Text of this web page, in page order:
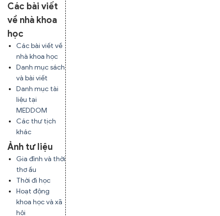
Các bài viết
về nhà khoa
học
Các bài viết về
nhà khoa học
Danh mục sách
và bài viết
Danh mục tài
liệu tại
MEDDOM
Các thư tịch
khác
Ảnh tư liệu
Gia đình và thời
thơ ấu
Thời đi học
Hoạt động
khoa học và xã
hội